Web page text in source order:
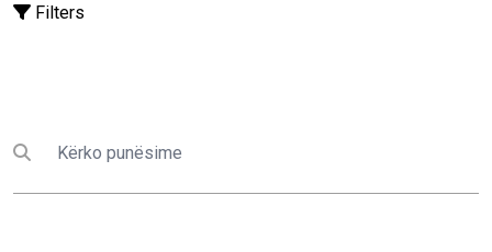
Filters
Submit search
Kërko